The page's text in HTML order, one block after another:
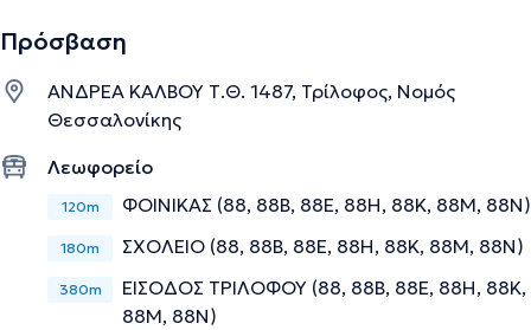
Πρόσβαση
ΑΝΔΡΕΑ ΚΑΛΒΟΥ Τ.Θ. 1487, Τρίλοφος, Νομός
Θεσσαλονίκης
Λεωφορείο
120m ΦΟΙΝΙΚΑΣ (88, 88Β, 88Ε, 88Η, 88Κ, 88Μ, 88Ν)
180m ΣΧΟΛΕΙΟ (88, 88Β, 88Ε, 88Η, 88Κ, 88Μ, 88Ν)
380m
ΕΙΣΟΔΟΣ ΤΡΙΛΟΦΟΥ (88, 88Β, 88Ε, 88Η, 88Κ,
88Μ, 88Ν)